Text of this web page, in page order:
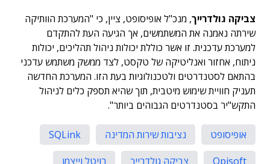
צביקה גולדרייך, מנכ"ל אופיסופט, ציין, כי "המערכת הוותיקה
שירתה נאמנה את המשתמשים, אך הגיעה העת להתקדם
למערכת עדכנית. זו אשר כוללת יכולות ניהול תהליכים, יכולות
ניתוח, אחזור ואנליטיקה של טקסט, לצד ממשק משתמש עדכני
בהתאם לסטנדרטים ולטכנולוגיות בעת הזו. המערכת החדשה
תעניק חוויית שימוש מיטבית, תוך שהיא תספק כלים לניהול
התקש"יר בסטנדרטים הגבוהים ביותר".
אופיסופט נציבות שירות המדינה
SQLink
Opisoft
צביקה גולדרייך
רויטל וייצמן